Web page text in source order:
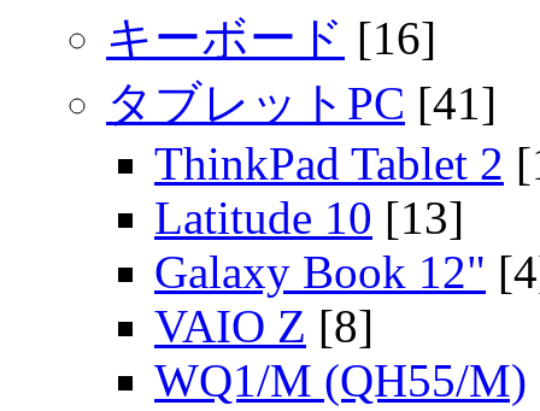
キーボード [16]
タブレットPC [41]
ThinkPad Tablet 2
Latitude 10 [13]
Galaxy Book 12"
VAIO Z [8]
WQ1/M (QH55/M)